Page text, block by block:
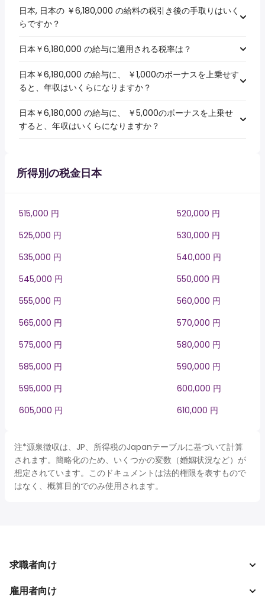
日本, 日本の ￥6,180,000 の給料の税引き後の手取りはいく
らですか？
日本￥6,180,000 の給与に適用される税率は？
日本￥6,180,000 の給与に、 ￥1,000のボーナスを上乗せす
ると、年収はいくらになりますか？
日本￥6,180,000 の給与に、 ￥5,000のボーナスを上乗せ
すると、年収はいくらになりますか？
所得別の税金日本
515,000 円
520,000 円
525,000 円
530,000 円
535,000 円
540,000 円
545,000 円
550,000 円
555,000 円
560,000 円
565,000 円
570,000 円
575,000 円
580,000 円
585,000 円
590,000 円
595,000 円
600,000 円
605,000 円
610,000 円
注*源泉徴収は、JP、所得税のJapanテーブルに基づいて計算
されます。簡略化のため、いくつかの変数（婚姻状況など）が
想定されています。このドキュメントは法的権限を表すもので
はなく、概算目的でのみ使用されます。
求職者向け
求人を検索
雇用者向け